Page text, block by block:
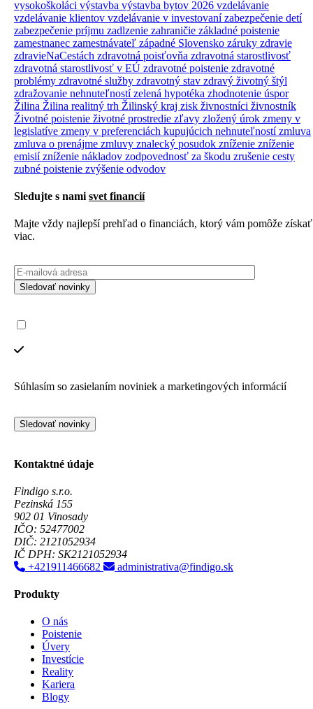
vysokoškoláci výstavba výstavba bytov 2026 vzdelávanie
vzdelávanie klientov vzdelávanie v investovanízabezpečenie detí
zabezpečenie príjmu zadlzenie zahraničie základné poistenie
zamestnanec zamestnávateľ západné Slovensko záruky zdravie
zdravieNaCestách zdravotná poisťovňa zdravotná starostlivosť
zdravotná starostlivosť v EÚ zdravotné poistenie zdravotné
problémy zdravotné služby zdravotný stav zdravý životný štýl
zdražovanie nehnuteľnostízelená hypotéka zhodnotenie úspor
Žilina Žilina realitný trh Žilinský kraj zisk živnostníci živnostník
Životné poistenie životné prostredie zľavy zložený úrok zmeny v
legislatíve zmeny v preferenciách kupujúcich nehnuteľnostízmluva
zmluva o prenájme zmluvy znalecký posudok zníženie zníženie
emisiízníženie nákladov zodpovednosť za škodu zrušenie cesty
zubné poistenie zvýšenie odvodov
Sledujte s nami svet financií
Majte vždy najlepší prehľad o financiách, ktorý vám pomôže získať
viac.
Sledovať novinky
Súhlasím so zasielaním noviniek a marketingových informácií
Sledovať novinky
Kontaktné údaje
Findigo s.r.o.
Pezinská 155
902 01 Vinosady
IČO: 52477002
DIČ: 2121052934
IČ DPH: SK2121052934
+421911466682
administrativa@findigo.sk
Produkty
O nás
Poistenie
Úvery
Investície
Reality
Kariera
Blogy